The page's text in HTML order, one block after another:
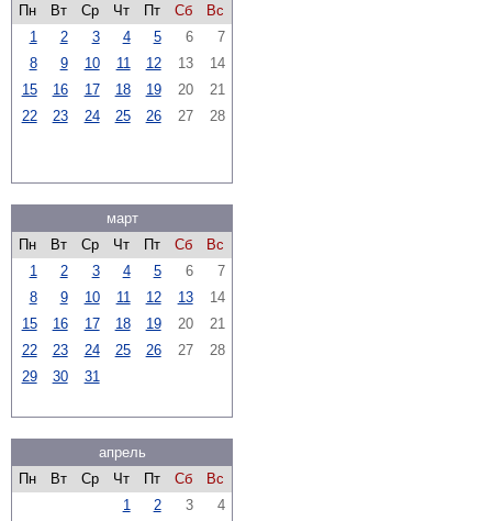
Пн Вт Ср Чт Пт Сб
Вс
1
2 3 4 5 6
7
8
9 10 11 12 13
14
15
16 17 18 19 20
21
22
23 24 25 26 27 28
март
Пн
Вт Ср Чт Пт Сб
Вс
1
2 3 4 5 6
7
8
9 10 11 12 13
14
15
16 17 18 19 20
21
22
23 24 25 26 27
28
29
30 31
апрель
Пн
Вт Ср Чт Пт Сб
Вс
1
2 3
4